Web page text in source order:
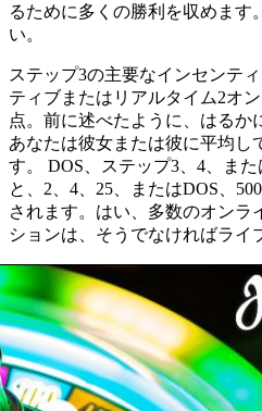
るために多くの勝利を収めます
い。
ステップ3の主要なインセンテ
ティブまたはリアルタイム2オ
点。前に述べたように、はるか
あなたは彼女または彼に平均し
す。 DOS、ステップ3、4、ま
と、2、4、25、またはDOS、
されます。はい、多数のオンラ
ションは、そうでなければライ